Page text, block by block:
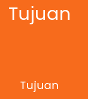
Tujuan
Tujuan